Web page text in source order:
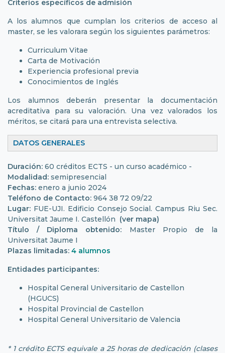
Criterios específicos de admisión
A los alumnos que cumplan los criterios de acceso al
master, se les valorara según los siguientes parámetros:
Curriculum Vitae
Carta de Motivación
Experiencia profesional previa
Conocimientos de Inglés
Los alumnos deberán presentar la documentación
acreditativa para su valoración. Una vez valorados los
méritos, se citará para una entrevista selectiva.
DATOS GENERALES
Duración: 60 créditos ECTS - un curso académico -
Modalidad: semipresencial
Fechas: enero a junio 2024
Teléfono de Contacto: 964 38 72 09/22
Lugar: FUE-UJI. Edificio Consejo Social. Campus Riu Sec.
Universitat Jaume I. Castellón (ver mapa)
Título / Diploma obtenido: Master Propio de la
Universitat Jaume I
Plazas limitadas: 4 alumnos
Entidades participantes:
Hospital General Universitario de Castellon
(HGUCS)
Hospital Provincial de Castellon
Hospital General Universitario de Valencia
* 1 crédito ECTS equivale a 25 horas de dedicación (clases